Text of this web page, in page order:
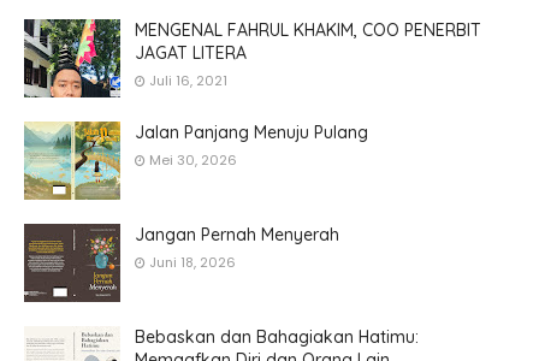
MENGENAL FAHRUL KHAKIM, COO PENERBIT
JAGAT LITERA
Juli 16, 2021
Jalan Panjang Menuju Pulang
Mei 30, 2026
Jangan Pernah Menyerah
Juni 18, 2026
Bebaskan dan Bahagiakan Hatimu: